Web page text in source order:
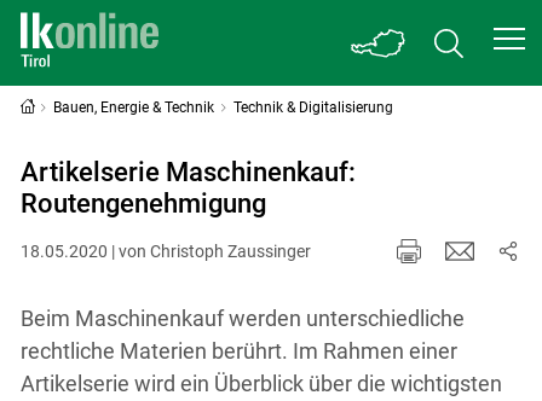
Bauen, Energie & Technik Technik & Digitalisierung
Artikelserie Maschinenkauf:
Routengenehmigung
18.05.2020 | von Christoph Zaussinger
Beim Maschinenkauf werden unterschiedliche
rechtliche Materien berührt. Im Rahmen einer
Artikelserie wird ein Überblick über die wichtigsten